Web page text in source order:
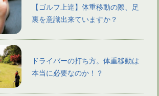
【ゴルフ上達】体重移動の際、足
裏を意識出来ていますか？
ドライバーの打ち方。体重移動は
本当に必要なのか！？